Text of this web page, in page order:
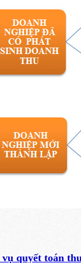
quyết toán